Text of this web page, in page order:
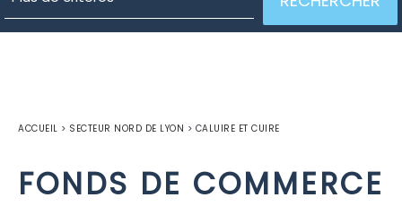
ACCUEIL > SECTEUR NORD DE LYON > CALUIRE ET CUIRE
FONDS DE COMMERCE